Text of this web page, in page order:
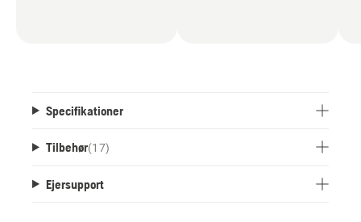
Specifikationer
Tilbehør(17)
Ejersupport